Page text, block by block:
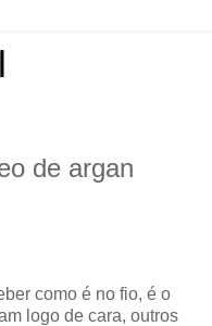
de argan
como é no fio, é o
logo de cara, outros